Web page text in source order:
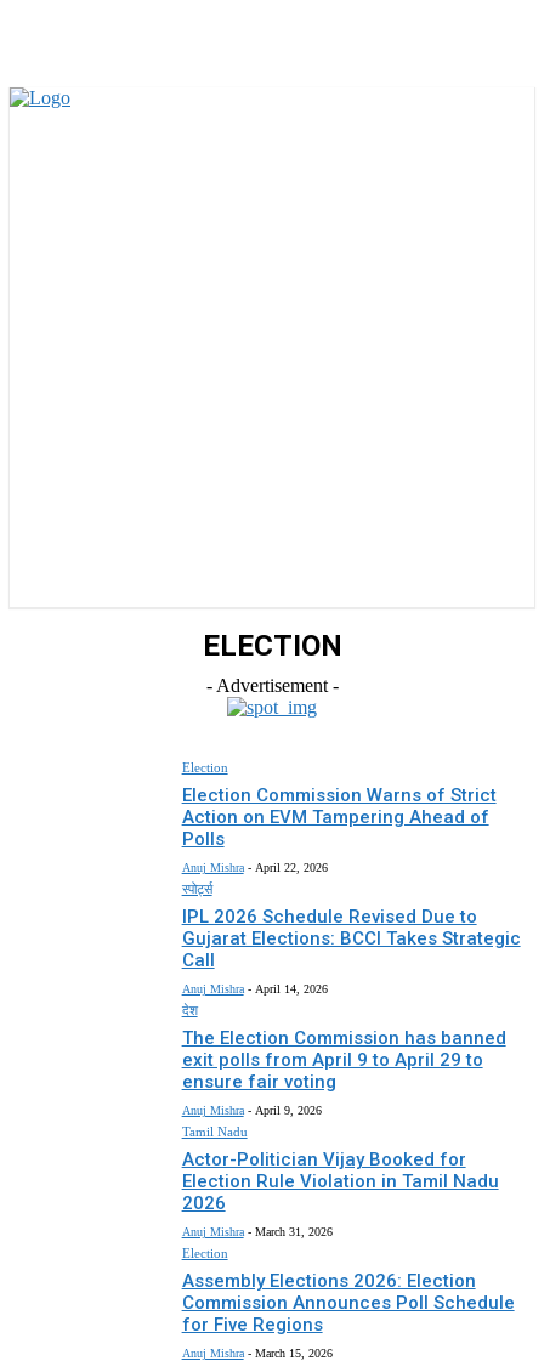
ELECTION
- Advertisement -
Election
Election Commission Warns of Strict
Action on EVM Tampering Ahead of
Polls
Anuj Mishra - April 22, 2026
स्पोर्ट्स
IPL 2026 Schedule Revised Due to
Gujarat Elections: BCCI Takes Strategic
Call
Anuj Mishra - April 14, 2026
देश
The Election Commission has banned
exit polls from April 9 to April 29 to
ensure fair voting
Anuj Mishra - April 9, 2026
Tamil Nadu
Actor-Politician Vijay Booked for
Election Rule Violation in Tamil Nadu
2026
Anuj Mishra - March 31, 2026
Election
Assembly Elections 2026: Election
Commission Announces Poll Schedule
for Five Regions
Anuj Mishra - March 15, 2026